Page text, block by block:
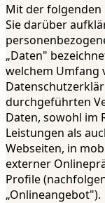
Mit der
Sie darüber
„Daten"
welchem Umfang
durchgeführten
Daten, sowohl im
Leistungen als
Webseiten, in
externer
Profile
„Onlineangebot").